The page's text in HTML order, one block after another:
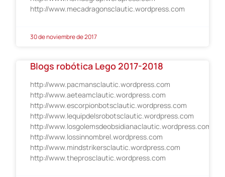
http://www.mecadragonsclautic.wordpress.com
30 de noviembre de 2017
Blogs robótica Lego 2017-2018
http://www.pacmansclautic.wordpress.com
http://www.aeteamclautic.wordpress.com
http://www.escorpionbotsclautic.wordpress.com
http://www.lequipdelsrobotsclautic.wordpress.com
http://www.losgolemsdeobsidianaclautic.wordpress.com
http://www.lossinnombrel.wordpress.com
http://www.mindstrikersclautic.wordpress.com
http://www.theprosclautic.wordpress.com